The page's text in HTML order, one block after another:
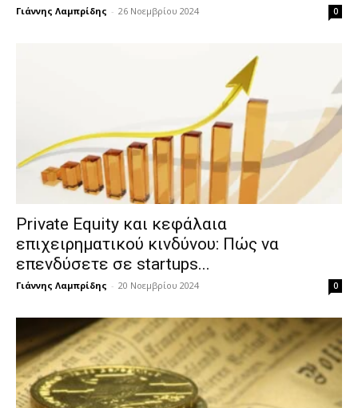
Γιάννης Λαμπρίδης - 26 Νοεμβρίου 2024 0
Private Equity και κεφάλαια
επιχειρηματικού κινδύνου: Πώς να
επενδύσετε σε startups...
Γιάννης Λαμπρίδης - 20 Νοεμβρίου 2024 0